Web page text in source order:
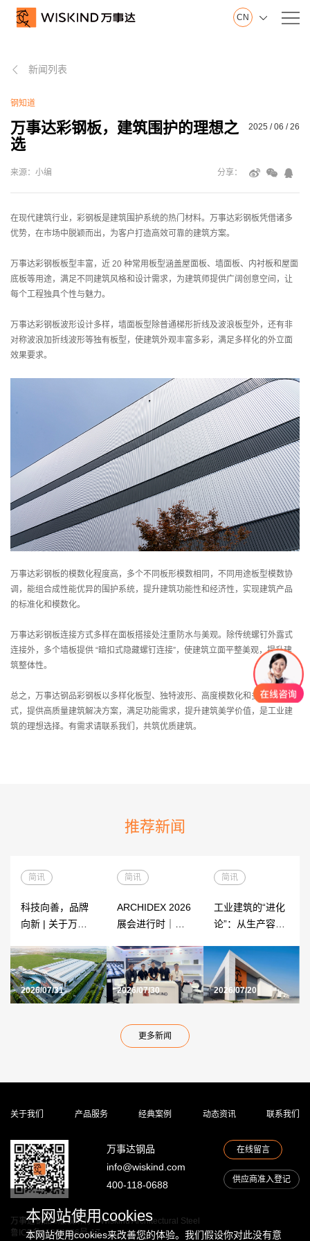
CN 
我
们
万事达集团
江苏制造基地
创新中心
建筑钢品展示厅
荣誉证书
视频在线
产品服务
品
务
墙面系统
屋面系统
建筑钢结构
洁净室围护
典
案
例
汽车制造
电子科技
综合产业园
冶金化工
文体场馆
交通运输
能源动力
生命医药
机械机电
动
资
讯
简讯
行业动态
专题报道
钢知道
们
 新闻列表
钢知道
万事达彩钢板，建筑围护的理想之
选
2025 / 06 / 26
来源：小编 分享：
在现代建筑行业，彩钢板是建筑围护系统的热门材料。万事达彩钢板凭借诸多
优势，在市场中脱颖而出，为客户打造高效可靠的建筑方案。
万事达彩钢板板型丰富，近 20 种常用板型涵盖屋面板、墙面板、内衬板和屋面
底板等用途，满足不同建筑风格和设计需求，为建筑师提供广阔创意空间，让
每个工程独具个性与魅力。
万事达彩钢板波形设计多样，墙面板型除普通梯形折线及波浪板型外，还有非
对称波浪加折线波形等独有板型，使建筑外观丰富多彩，满足多样化的外立面
效果要求。
万事达彩钢板的模数化程度高，多个不同板形模数相同，不同用途板型模数协
调，能组合成性能优异的围护系统，提升建筑功能性和经济性，实现建筑产品
的标准化和模数化。
万事达彩钢板连接方式多样在面板搭接处注重防水与美观。除传统螺钉外露式
连接外，多个墙板提供 “暗扣式隐藏螺钉连接”，使建筑立面平整美观，提升建
筑整体性。
总之，万事达钢品彩钢板以多样化板型、独特波形、高度模数化和多样连接方
式，提供高质量建筑解决方案，满足功能需求，提升建筑美学价值，是工业建
筑的理想选择。有需求请联系我们，共筑优质建筑。
推荐新闻
2026/07/31
简讯
科技向善，品牌
向新 | 关于万事
的告知函
2026/07/30
简讯
ARCHIDEX 2026
展会进行时｜
2026/07/20
简讯
工业建筑的“进化
论”：从生产容器
更多新闻
关于我们 产品服务 经典案例 动态资讯 联系我们
万事达钢品
info@wiskind.com
400-118-0688
在线留言
供应商准入登记
万事达钢品©版权所有
Wiskind Architectural Steel
鲁ICP备11034856号-17
本网站使用cookies
本网站使用cookies来改善您的体验。我们假设你对此没有意